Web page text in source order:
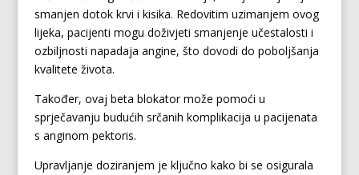
smanjen dotok krvi i kisika. Redovitim uzimanjem ovog
lijeka, pacijenti mogu doživjeti smanjenje učestalosti i
ozbiljnosti napadaja angine, što dovodi do poboljšanja
kvalitete života.
Također, ovaj beta blokator može pomoći u
sprječavanju budućih srčanih komplikacija u pacijenata
s anginom pektoris.
Upravljanje doziranjem je ključno kako bi se osigurala